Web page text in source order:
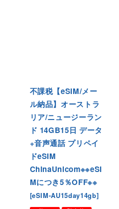
不課税【eSIM/メー
ル納品】オーストラ
リア/ニュージーラン
ド 14GB15日 データ
+音声通話 プリペイ
ドeSIM
ChinaUnicom※※eSI
Mにつき5％OFF※※
[eSIM-AU15day14gb]